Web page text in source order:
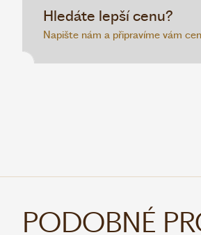
Hledáte lepší cenu?
Napište nám a připravíme vám
PODOBNÉ